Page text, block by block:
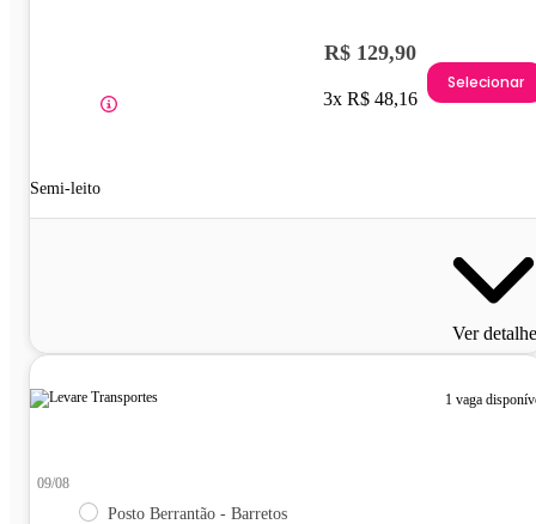
Semi-leito
R$ 129,90
3x R$ 48,16
Selecionar
Ver
1 vaga
09/08
Posto Berrantão - Barretos